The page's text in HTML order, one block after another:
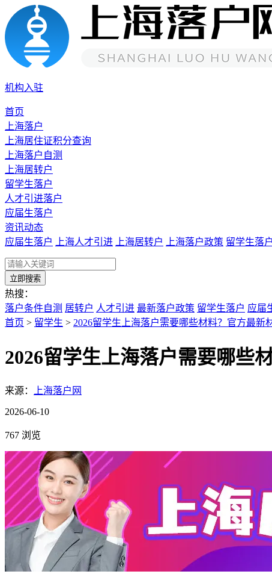
机构入驻
首页
上海落户
上海居住证积分查询
上海落户自测
上海居转户
留学生落户
人才引进落户
应届生落户
资讯动态
应届生落户
上海人才引进 上海居转户 上海落户政策 留学生落户
立即搜索
热搜：
落户条件自测 居转户 人才引进 最新落户政策 留学生落户 应届
首页 > 留学生 > 2026留学生上海落户需要哪些材料？官方最新
2026留学生上海落户需要哪些
来源： 上海落户网
2026-06-10
767 浏览